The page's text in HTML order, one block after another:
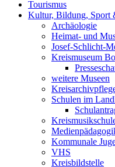
Tourismus
Kultur, Bildung, Sport
Archäologie
Heimat- und
Josef-Schlicht-
Kreismuseum
weitere Museen
Schulen im
Kommunale
VHS
Kreisbildstelle